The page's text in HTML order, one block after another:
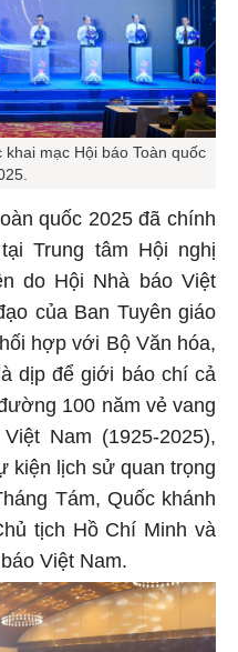
mạc Hội báo Toàn quốc
quốc 2025 đã chính
Trung tâm Hội nghị
do Hội Nhà báo Việt
của Ban Tuyên giáo
hợp với Bộ Văn hóa,
dịp để giới báo chí cả
100 năm vẻ vang
Nam (1925-2025),
kiện lịch sử quan trọng
Tám, Quốc khánh
tịch Hồ Chí Minh và
Việt Nam.